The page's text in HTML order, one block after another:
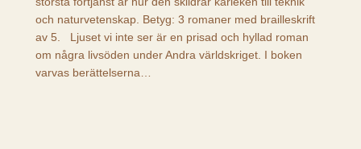
och naturvetenskap. Betyg: 3 romaner med brailleskrift
av 5. Ljuset vi inte ser är en prisad och hyllad roman
om några livsöden under Andra världskriget. I boken
varvas berättelserna…